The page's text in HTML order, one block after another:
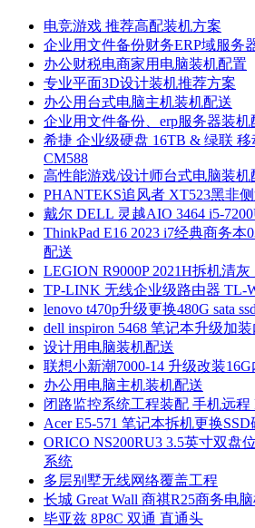
电竞游戏 推荐高配装机方案
企业用文件备份财务ERP域服务
办公财税电商家用电脑装机配置
专业平面3D设计装机推荐方案
办公用台式电脑主机装机配送
企业用文件备份、erp服务器装机
希捷 企业级硬盘 16TB & 绿联
CM588
高性能游戏/设计师台式电脑装机
PHANTEKS追风者 XT523黑非
戴尔 DELL 灵越AIO 3464 i5-
ThinkPad E16 2023 i7经典商务
配送
LEGION R9000P 2021H拆机清灰
TP-LINK 无线企业级路由器 TL-
lenovo t470p升级更换480G sata
dell inspiron 5468 笔记本升级加
设计用电脑装机配送
联想小新潮7000-14 升级改装16G
办公用电脑主机装机配送
闭路监控系统工程装配 手机远程
Acer E5-571 笔记本拆机更换SSD
ORICO NS200RU3 3.5英寸双盘
系统
多层别墅无线网络覆盖工程
长城 Great Wall 商祺R25商务电
毕亚兹 8P8C 双通 直通头